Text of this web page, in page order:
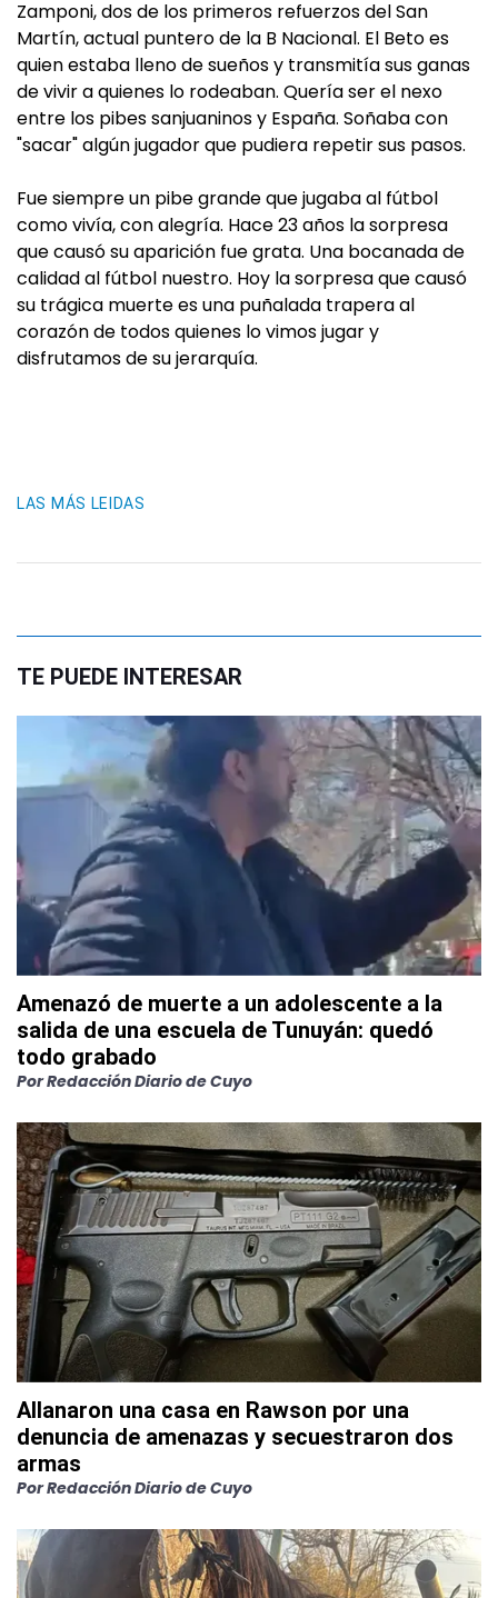
Zamponi, dos de los primeros refuerzos del San
Martín, actual puntero de la B Nacional. El Beto es
quien estaba lleno de sueños y transmitía sus ganas
de vivir a quienes lo rodeaban. Quería ser el nexo
entre los pibes sanjuaninos y España. Soñaba con
"sacar" algún jugador que pudiera repetir sus pasos.
Fue siempre un pibe grande que jugaba al fútbol
como vivía, con alegría. Hace 23 años la sorpresa
que causó su aparición fue grata. Una bocanada de
calidad al fútbol nuestro. Hoy la sorpresa que causó
su trágica muerte es una puñalada trapera al
corazón de todos quienes lo vimos jugar y
disfrutamos de su jerarquía.
LAS MÁS LEIDAS
TE PUEDE INTERESAR
Amenazó de muerte a un adolescente a la
salida de una escuela de Tunuyán: quedó
todo grabado
PorRedacción Diario de Cuyo
Allanaron una casa en Rawson por una
denuncia de amenazas y secuestraron dos
armas
PorRedacción Diario de Cuyo